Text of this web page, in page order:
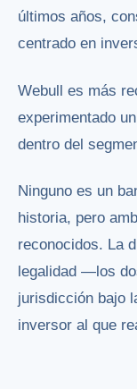
últimos años,
centrado en
Webull es más
experimentado
dentro del
Ninguno es un
historia, pero
reconocidos. La
legalidad —los
jurisdicción bajo
inversor al que